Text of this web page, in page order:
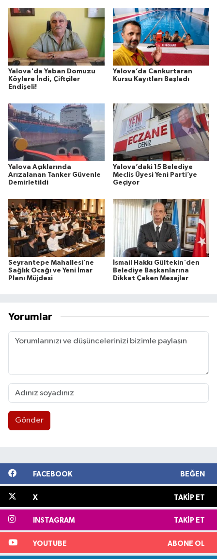
Yalova'da Yaban Domuzu
Köylere İndi, Çiftçiler
Endişeli!
Yalova’da Cankurtaran
Kursu Kayıtları Başladı
Yalova Açıklarında
Arızalanan Tanker Güvenle
Demirletildi
Yalova’daki 15 Belediye
Meclis Üyesi Yeni Parti’ye
Geçiyor
Seyrantepe Mahallesi’ne
Sağlık Ocağı ve Yeni İmar
Planı Müjdesi
İsmail Hakkı Gültekin'den
Belediye Başkanlarına
Dikkat Çeken Mesajlar
Yorumlar
Gönder
FACEBOOK BEĞEN
X TAKIP ET
INSTAGRAM TAKIP ET
YOUTUBE ABONE OL